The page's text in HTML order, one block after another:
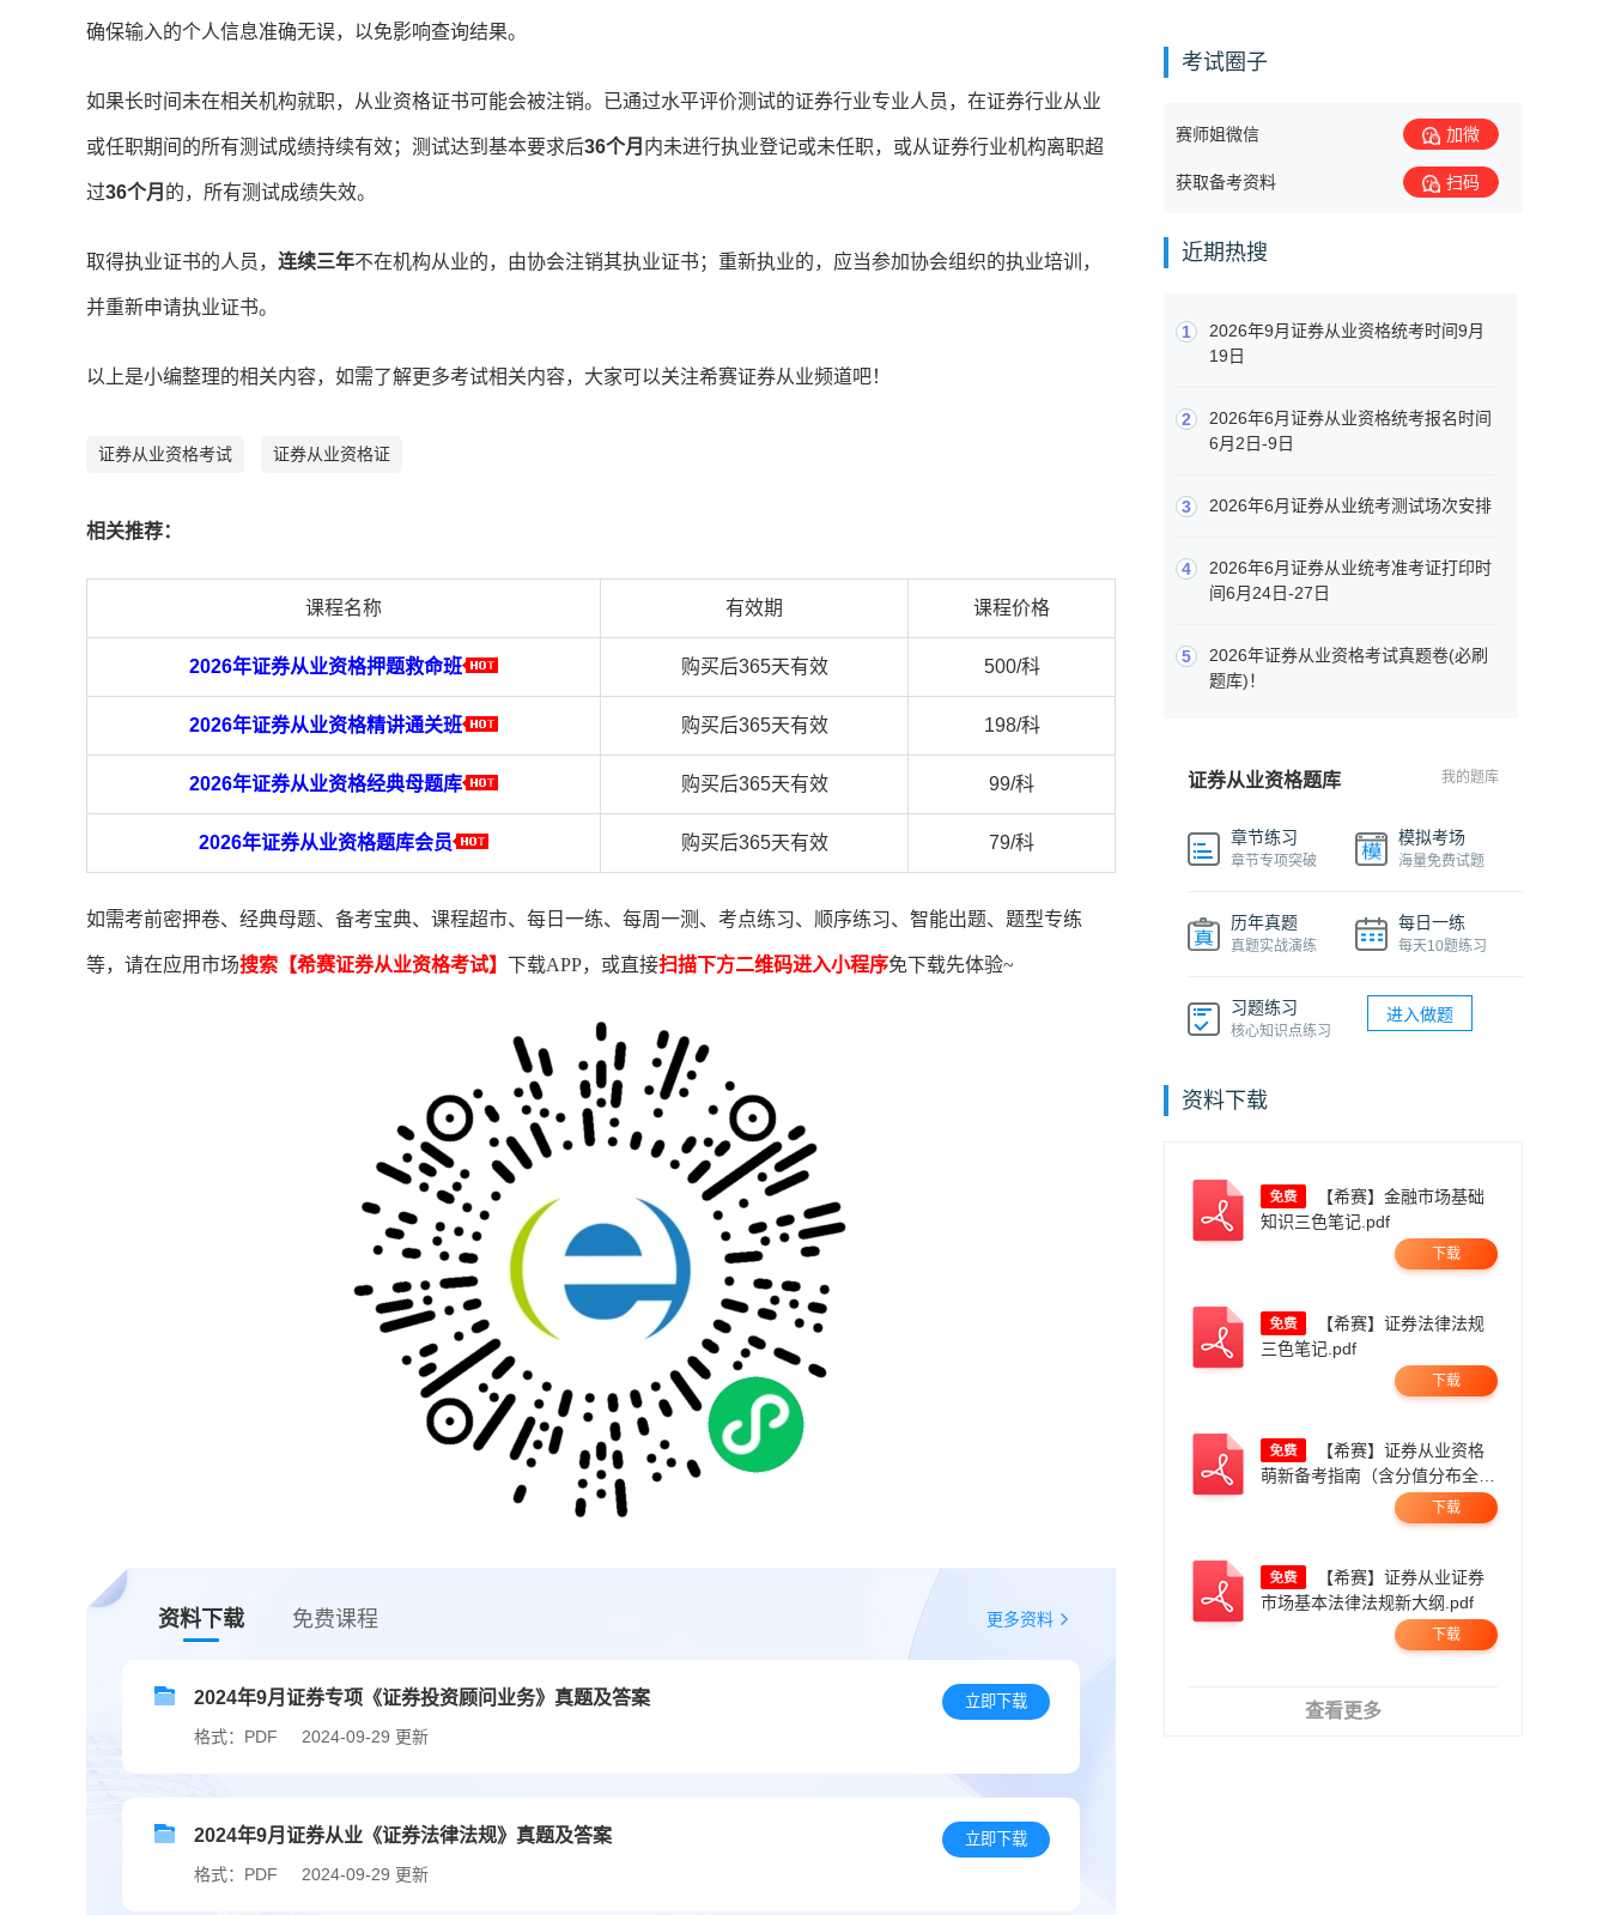
确保输入的个人信息准确无误，以免影响查询结果。
如果长时间未在相关机构就职，从业资格证书可能会被注销。已通过水平评价测试的证券行业专业人员，在证券行业从业
或任职期间的所有测试成绩持续有效；测试达到基本要求后36个月 内未进行执业登记或未任职，或从证券行业机构离职超
过36个月 的，所有测试成绩失效。‌
取得执业证书的人员， 连续三年不在机构从业的，由协会注销其执业证书；重新执业的，应当参加协会组织的执业培训，
并重新申请执业证书。
以上是小编整理的相关内容，如需了解更多考试相关内容，大家可以关注希赛证券从业频道吧！
证券从业资格考试 证券从业资格证
相关推荐：
课程名称 有效期 课程价格
2026年证券从业资格押题救命班 购买后365天有效 500/科
2026年证券从业资格精讲通关班 购买后365天有效 198/科
2026年证券从业资格经典母题库 购买后365天有效 99/科
2026年证券从业资格题库会员 购买后365天有效 79/科
如需考前密押卷、经典母题、备考宝典、课程超市、每日一练、每周一测、考点练习、顺序练习、智能出题、题型专练
等，请在应用市场搜索【希赛证券从业资格考试】 下载APP，或直接扫描下方二维码进入小程序免下载先体验~
资料下载 免费课程 更多资料
2024年9月证券专项《证券投资顾问业务》真题及答案
格式：PDF 2024-09-29 更新
立即下载
2024年9月证券从业《证券法律法规》真题及答案
格式：PDF 2024-09-29 更新
立即下载
考试圈子
赛师姐微信 加微
获取备考资料 扫码
近期热搜
1
2026年9月证券从业资格统考时间9月
19日
2
2026年6月证券从业资格统考报名时间
6月2日-9日
3 2026年6月证券从业统考测试场次安排
4
2026年6月证券从业统考准考证打印时
间6月24日-27日
5
2026年证券从业资格考试真题卷(必刷
题库)！
证券从业资格题库 我的题库
章节练习
章节专项突破
模拟考场
海量免费试题
历年真题
真题实战演练
每日一练
每天10题练习
习题练习
核心知识点练习
进入做题
资料下载
知识三色笔记.pdf
下载
三色笔记.pdf
下载
萌新备考指南（含分值分布全流
下载
市场基本法律法规新大纲.pdf
下载
查看更多